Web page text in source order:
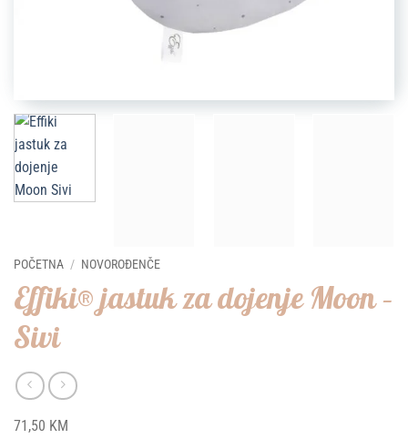
POČETNA / NOVOROĐENČE
Effiki® jastuk za dojenje Moon –
Sivi
71,50 KM